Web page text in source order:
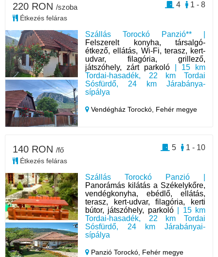
Szállás Torockó Panzió** |
Felszerelt konyha, társalgó-
étkező, ellátás, Wi-Fi, terasz, kert-
udvar, filagória, grillező,
játszóhely, zárt parkoló | 15 km
Tordai-hasadék, 22 km Tordai
Sósfürdő, 24 km Járabánya-
sípálya
Vendégház Torockó, Fehér megye
220 RON /szoba
Étkezés feláras
1 - 8
4
Szállás Torockó Panzió |
Panorámás kilátás a Székelykőre,
vendégkonyha, ebédlő, ellátás,
terasz, kert-udvar, filagória, kerti
bútor, játszóhely, parkoló| 15 km
Tordai-hasadék, 22 km Tordai
Sósfürdő, 24 km Járabányai-
sípálya
Panzió Torockó, Fehér megye
140 RON /fő
Étkezés feláras
1 - 10
5